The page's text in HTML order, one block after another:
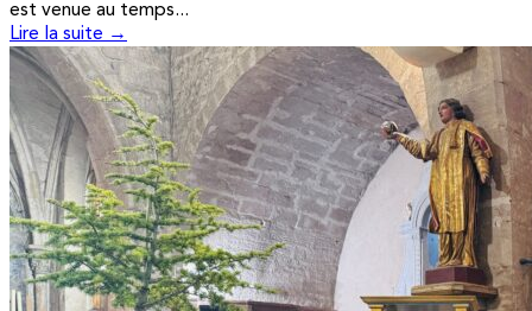
est venue au temps...
Lire la suite →